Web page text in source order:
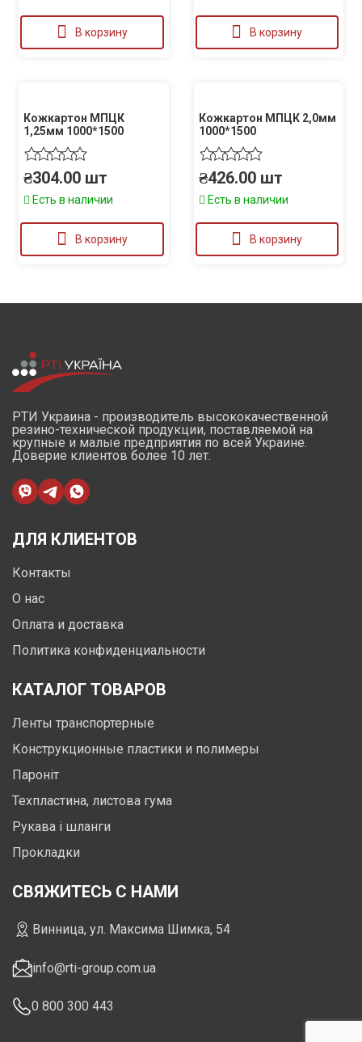
В корзину В корзину
Кожкартон МПЦК
1,25мм 1000*1500
₴304.00 шт
Есть в наличии
В корзину
Кожкартон МПЦК 2,0мм
1000*1500
₴426.00 шт
Есть в наличии
В корзину
РТИ Украина - производитель высококачественной
резино-технической продукции, поставляемой на
крупные и малые предприятия по всей Украине.
Доверие клиентов более 10 лет.
ДЛЯ КЛИЕНТОВ
Контакты
О нас
Оплата и доставка
Политика конфиденциальности
КАТАЛОГ ТОВАРОВ
Ленты транспортерные
Конструкционные пластики и полимеры
Пароніт
Техпластина, листова гума
Рукава і шланги
Прокладки
СВЯЖИТЕСЬ С НАМИ
Винница, ул. Максима Шимка, 54
info@rti-group.com.ua
0 800 300 443